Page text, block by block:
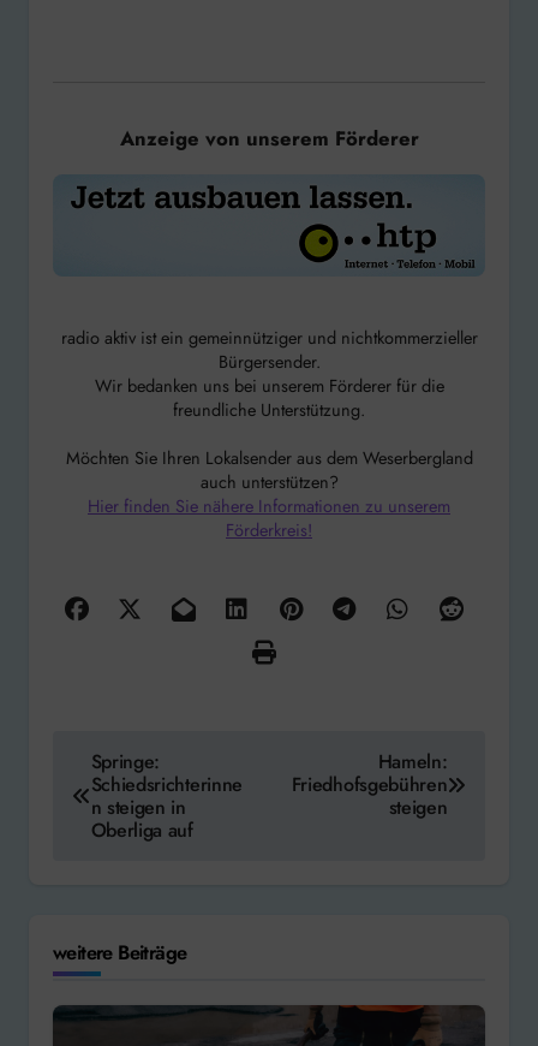
Anzeige von unserem Förderer
radio aktiv ist ein gemeinnütziger und nichtkommerzieller
Bürgersender.
Wir bedanken uns bei unserem Förderer für die
freundliche Unterstützung.
Möchten Sie Ihren Lokalsender aus dem Weserbergland
auch unterstützen?
Hier finden Sie nähere Informationen zu unserem
Förderkreis!
Springe:
Schiedsrichterinne
n steigen in
Oberliga auf
Hameln:
Friedhofsgebühren
steigen
weitere Beiträge